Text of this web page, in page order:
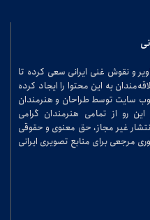
و نقوش غنی ایرانی سعی کرده تا
به این محتوا را ایجاد کرده
وب سایت توسط طراحان و هنرمندان
رو از تمامی هنرمندان گرامی
غیر مجاز، حق معنوی و حقوقی
مرجعی برای منابع تصویری ایرانی